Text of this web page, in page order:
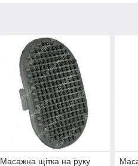
Масажна щітка на руку